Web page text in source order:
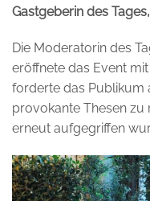
Gastgeberin des
Die Moderatorin des
eröffnete das Event
forderte das Publikum
provokante Thesen zu
erneut aufgegriffen